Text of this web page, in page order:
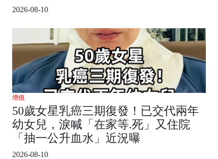
2026-08-10
增值
50歲女星乳癌三期復發！已交代兩年
幼女兒，淚喊「在家等.死」又住院
「抽一公升血水」近況曝
2026-08-10